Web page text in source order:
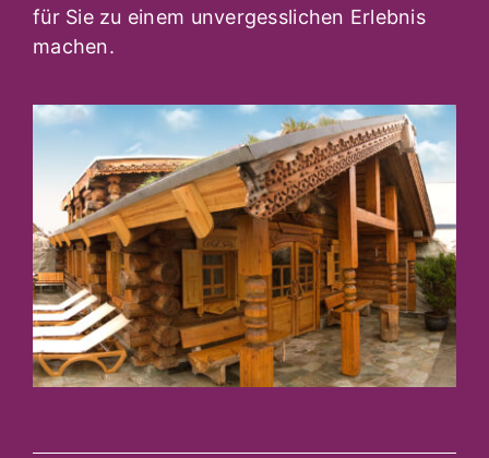
für Sie zu einem unvergesslichen Erlebnis
machen.